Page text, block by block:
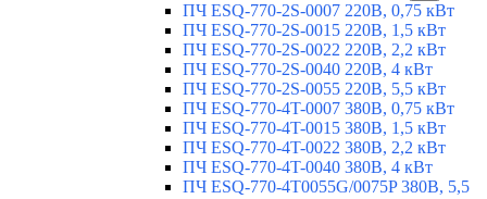
ПЧ ESQ-770-2S-0007 220В, 0,75 кВт
ПЧ ESQ-770-2S-0015 220В, 1,5 кВт
ПЧ ESQ-770-2S-0022 220В, 2,2 кВт
ПЧ ESQ-770-2S-0040 220В, 4 кВт
ПЧ ESQ-770-2S-0055 220В, 5,5 кВт
ПЧ ESQ-770-4T-0007 380В, 0,75 кВт
ПЧ ESQ-770-4T-0015 380В, 1,5 кВт
ПЧ ESQ-770-4T-0022 380В, 2,2 кВт
ПЧ ESQ-770-4T-0040 380В, 4 кВт
ПЧ ESQ-770-4T0055G/0075P 380В, 5,5